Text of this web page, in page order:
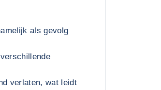
als gevolg
verlaten, wat leidt